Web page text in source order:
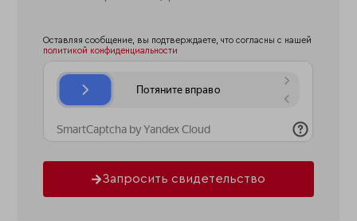
Оставляя сообщение, вы подтверждаете, что согласны с нашей
политикой конфиденциальности
Запросить свидетельство